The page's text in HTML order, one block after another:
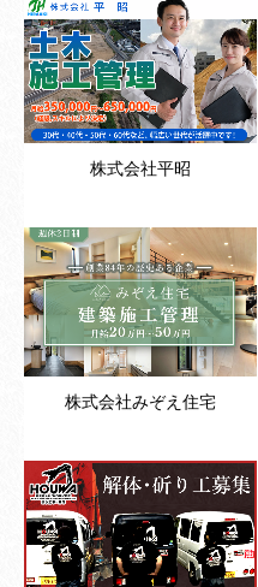
株式会社平昭
株式会社みぞえ住宅